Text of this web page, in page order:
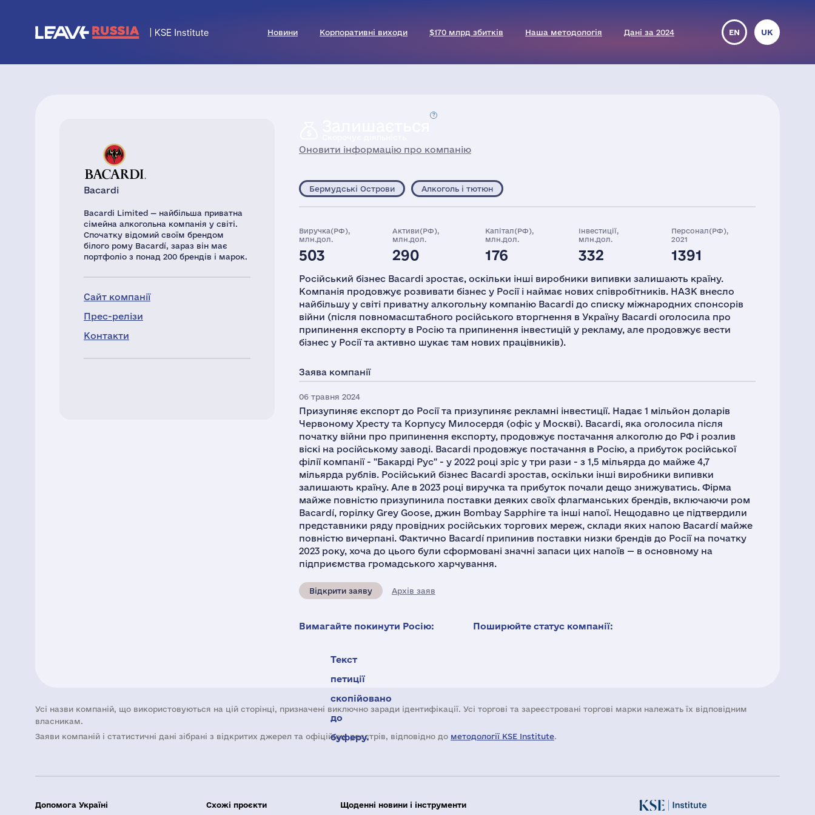
Новини Корпоративні виходи $170 млрд збитків Наша методологія Дані за 2024 EN UK
Bacardi
Bacardi Limited — найбільша приватна
сімейна алкогольна компанія у світі.
Спочатку відомий своїм брендом
білого рому Bacardí, зараз він має
портфоліо з понад 200 брендів і марок.
Сайт компанії
Прес-релізи
Контакти
Оновити інформацію про компанію
Бермудські Острови Алкоголь і тютюн
Виручка(РФ),
млн.дол.
503
Активи(РФ),
млн.дол.
290
Капітал(РФ),
млн.дол.
176
Інвестиції,
млн.дол.
332
Персонал(РФ),
2021
1391
Російський бізнес Bacardi зростає, оскільки інші виробники випивки залишають країну.
Компанія продовжує розвивати бізнес у Росії і наймає нових співробітників. НАЗК внесло
найбільшу у світі приватну алкогольну компанію Bacardi до списку міжнародних спонсорів
війни (після повномасштабного російського вторгнення в Україну Bacardi оголосила про
припинення експорту в Росію та припинення інвестицій у рекламу, але продовжує вести
бізнес у Росії та активно шукає там нових працівників).
Заява компанії
06 травня 2024
Призупиняє експорт до Росії та призупиняє рекламні інвестиції. Надає 1 мільйон доларів
Червоному Хресту та Корпусу Милосердя (офіс у Москві). Bacardi, яка оголосила після
початку війни про припинення експорту, продовжує постачання алкоголю до РФ і розлив
віскі на російському заводі. Bacardi продовжує постачання в Росію, а прибуток російської
філії компанії - "Бакарді Рус" - у 2022 році зріс у три рази - з 1,5 мільярда до майже 4,7
мільярда рублів. Російський бізнес Bacardi зростав, оскільки інші виробники випивки
залишають країну. Але в 2023 році виручка та прибуток почали дещо знижуватись. Фірма
майже повністю призупинила поставки деяких своїх флагманських брендів, включаючи ром
Bacardí, горілку Grey Goose, джин Bombay Sapphire та інші напої. Нещодавно це підтвердили
представники ряду провідних російських торгових мереж, склади яких напою Bacardí майже
повністю вичерпані. Фактично Bacardí припинив поставки низки брендів до Росії на початку
2023 року, хоча до цього були сформовані значні запаси цих напоїв — в основному на
підприємства громадського харчування.
Відкрити заяву Архів заяв
Вимагайте покинути Росію:
Текст
петиції
скопійовано
до
буферу.
Поширюйте статус компанії:
Усі назви компаній, що використовуються на цій сторінці, призначені виключно заради ідентифікації. Усі торгові та зареєстровані торгові марки належать їх відповідним
власникам.
Заяви компаній i статистичні дані зібрані з відкритих джерел та офіційних реєстрів, відповідно до методології KSE Institute.
Допомога Україні Схожі проєкти Щоденні новини і інструменти